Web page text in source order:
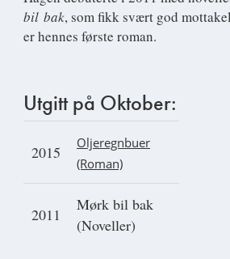
bil bak, som fikk svært god
er hennes første roman.
Utgitt på Oktober:
2015
Oljeregnbuer
(Roman)
2011
Mørk bil bak
(Noveller)